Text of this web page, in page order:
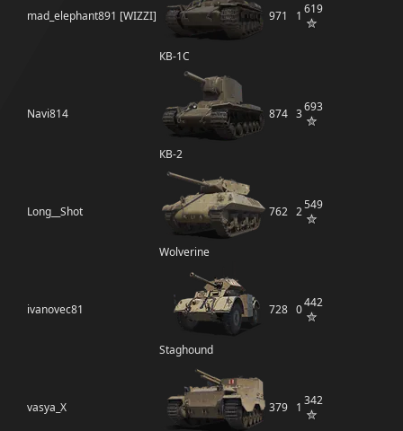
mad_elephant891 [WIZZI]
КВ-1С
971 1 619
Navi814
КВ-2
874 3693
Long__Shot
Wolverine
762 2549
ivanovec81
Staghound
728 0442
vasya_X 379 1 342